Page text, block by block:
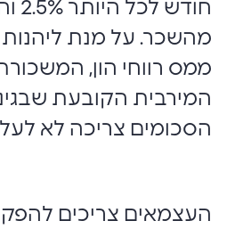
מהשכר. על מנת
ממס רווחי הון,
המירבית הקובעת
הסכומים צריכה לא לעלות על
העצמאים צריכים